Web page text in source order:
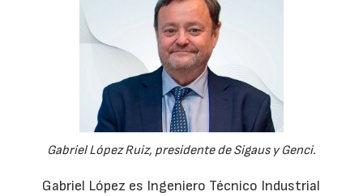
Gabriel López Ruiz, presidente de Sigaus y Genci.
Gabriel López es Ingeniero Técnico Industrial